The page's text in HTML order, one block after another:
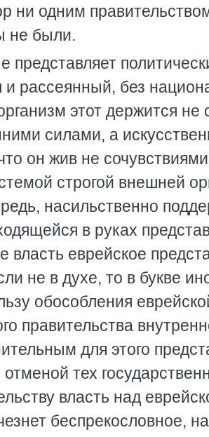
ни одним
не были.
представляет
рассеянный, без
этот держится
силами, а
он жив не
строгой внешней
насильственно
в руках
еврейское
не в духе, то в букве
обособления
правительства
для этого
тех
власть над
беспрекословное,